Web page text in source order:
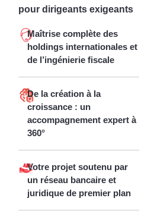
pour dirigeants exigeants
Maîtrise complète des
holdings internationales et
de l’ingénierie fiscale
De la création à la
croissance : un
accompagnement expert à
360°
Votre projet soutenu par
un réseau bancaire et
juridique de premier plan